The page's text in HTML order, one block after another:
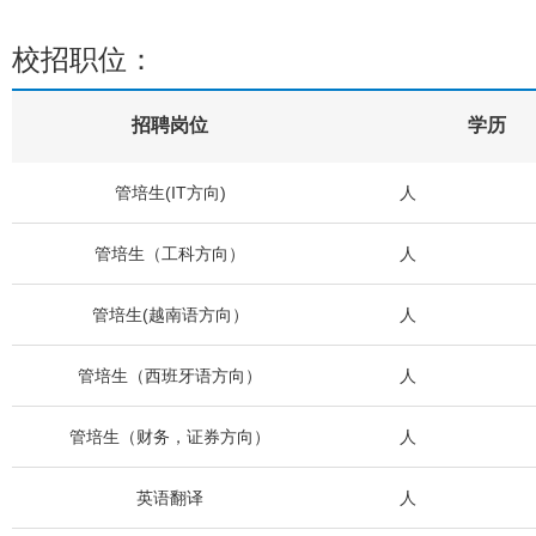
校招职位：
招聘岗位 学历
管培生(IT方向) 人
管培生（工科方向） 人
管培生(越南语方向） 人
管培生（西班牙语方向） 人
管培生（财务，证券方向） 人
英语翻译 人